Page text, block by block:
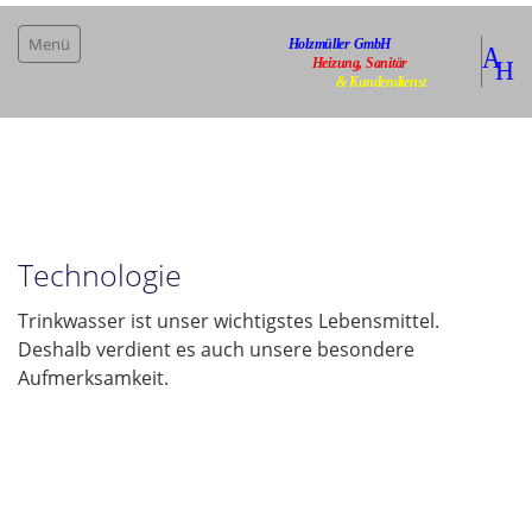
Menü
Bad & Installation
Badplanung
Technologie
Barrierefrei
Technologie
Trinkwasser ist unser wichtigstes Lebensmittel.
Deshalb verdient es auch unsere besondere
Aufmerksamkeit.